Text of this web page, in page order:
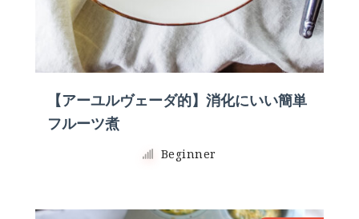
【アーユルヴェーダ的】消化にいい簡単
フルーツ煮
Beginner